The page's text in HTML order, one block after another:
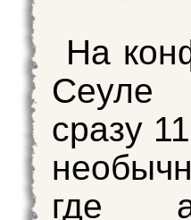
На
Сеуле
сразу
где